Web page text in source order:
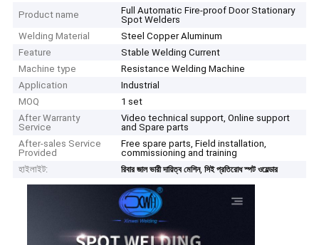
Product name
Full Automatic Fire-proof Door Stationary
Spot Welders
Welding Material
Steel Copper Aluminum
Feature
Stable Welding Current
Machine type
Resistance Welding Machine
Application
Industrial
MOQ
1 set
After Warranty
Service
Video technical support, Online support
and Spare parts
After-sales Service
Provided
Free spare parts, Field installation,
commissioning and training
হাইলাইট:
রিবার জাল ভারী দায়িত্ব মেশিন,সিই প্রতিরোধ স্পট ওয়েল্ডার